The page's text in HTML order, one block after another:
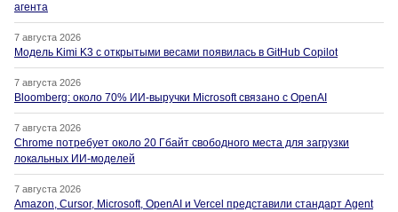
агента
7 августа 2026
Модель Kimi K3 с открытыми весами появилась в GitHub Copilot
7 августа 2026
Bloomberg: около 70% ИИ-выручки Microsoft связано с OpenAI
7 августа 2026
Chrome потребует около 20 Гбайт свободного места для загрузки
локальных ИИ-моделей
7 августа 2026
Amazon, Cursor, Microsoft, OpenAI и Vercel представили стандарт Agent